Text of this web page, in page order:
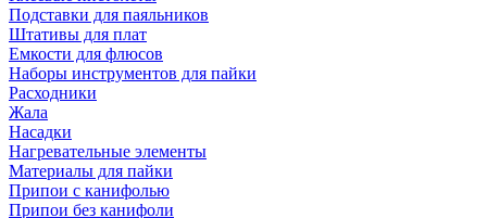
Подставки для паяльников
Штативы для плат
Емкости для флюсов
Наборы инструментов для пайки
Расходники
Жала
Насадки
Нагревательные элементы
Материалы для пайки
Припои с канифолью
Припои без канифоли